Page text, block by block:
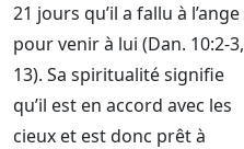
21 jours qu’il a fallu à l’ange
pour venir à lui (Dan. 10:2-3,
13). Sa spiritualité signifie
qu’il est en accord avec les
cieux et est donc prêt à